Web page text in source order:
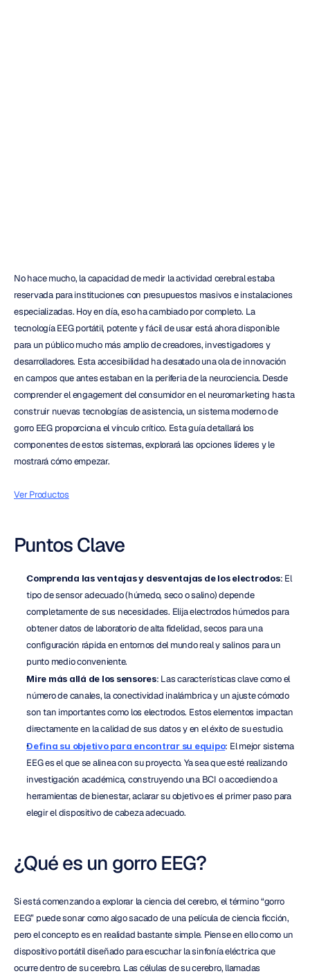
No hace mucho, la capacidad de medir la actividad cerebral estaba
reservada para instituciones con presupuestos masivos e instalaciones
especializadas. Hoy en día, eso ha cambiado por completo. La
tecnología EEG portátil, potente y fácil de usar está ahora disponible
para un público mucho más amplio de creadores, investigadores y
desarrolladores. Esta accesibilidad ha desatado una ola de innovación
en campos que antes estaban en la periferia de la neurociencia. Desde
comprender el engagement del consumidor en el neuromarketing hasta
construir nuevas tecnologías de asistencia, un sistema moderno de
gorro EEG proporciona el vínculo crítico. Esta guía detallará los
componentes de estos sistemas, explorará las opciones líderes y le
mostrará cómo empezar.
Ver Productos
Puntos Clave
Comprenda las ventajas y desventajas de los electrodos: El
tipo de sensor adecuado (húmedo, seco o salino) depende
completamente de sus necesidades. Elija electrodos húmedos para
obtener datos de laboratorio de alta fidelidad, secos para una
configuración rápida en entornos del mundo real y salinos para un
punto medio conveniente.
Mire más allá de los sensores: Las características clave como el
número de canales, la conectividad inalámbrica y un ajuste cómodo
son tan importantes como los electrodos. Estos elementos impactan
directamente en la calidad de sus datos y en el éxito de su estudio.
Defina su objetivo para encontrar su equipo: El mejor sistema
EEG es el que se alinea con su proyecto. Ya sea que esté realizando
investigación académica, construyendo una BCI o accediendo a
herramientas de bienestar, aclarar su objetivo es el primer paso para
elegir el dispositivo de cabeza adecuado.
¿Qué es un gorro EEG?
Si está comenzando a explorar la ciencia del cerebro, el término “gorro
EEG” puede sonar como algo sacado de una película de ciencia ficción,
pero el concepto es en realidad bastante simple. Piense en ello como un
dispositivo portátil diseñado para escuchar la sinfonía eléctrica que
ocurre dentro de su cerebro. Las células de su cerebro, llamadas